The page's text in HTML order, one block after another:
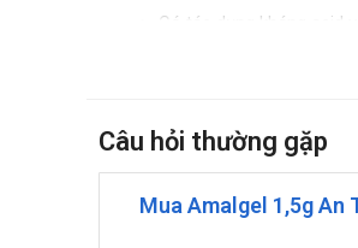
Có tác dụng kháng acid
Thuốc có tác dụng
Cách dùng – liều
Cách dùng:
Câu hỏi thường gặp
Mua Amalgel 1,5g An